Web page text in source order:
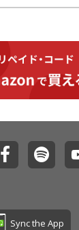
Sync the App